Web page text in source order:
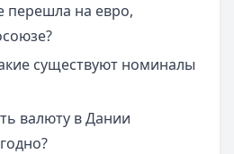
перешла на евро,
существуют номиналы
валюту в Дании